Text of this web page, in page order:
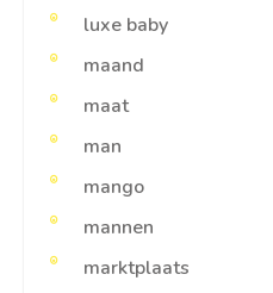
luxe baby
maand
maat
man
mango
mannen
marktplaats